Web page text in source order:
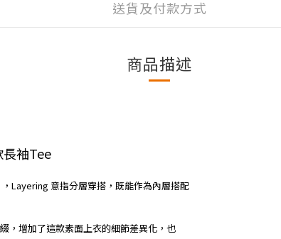
送貨及付款方式
商品描述
袖Tee
Layering 意指分層穿搭，既能作為內層搭配
，增加了這款素面上衣的細節差異化，也